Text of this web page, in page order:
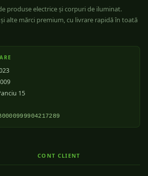
produse electrice și corpuri de iluminat.
și alte mărci premium, cu livrare rapidă în toată
15
CONT CLIENT